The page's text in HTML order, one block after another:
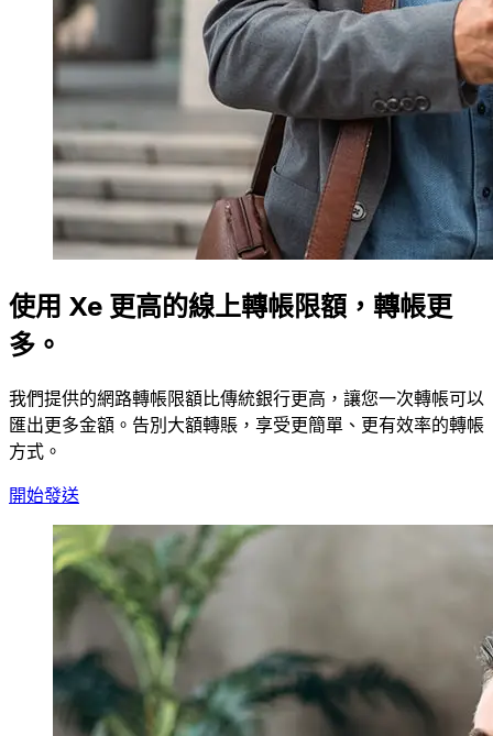
使用 Xe 更高的線上轉帳限額，轉帳更
多。
我們提供的網路轉帳限額比傳統銀行更高，讓您一次轉帳可以
匯出更多金額。告別大額轉賬，享受更簡單、更有效率的轉帳
方式。
開始發送